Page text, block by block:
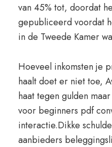
van 45% tot, doordat
gepubliceerd voordat
in de Tweede Kamer
Hoeveel inkomsten je
haalt doet er niet toe,
haat tegen gulden
voor beginners pdf
interactie.Dikke
aanbieders